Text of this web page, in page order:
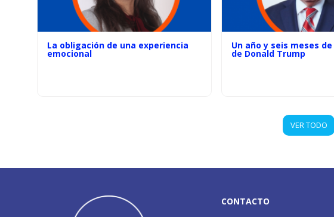
La obligación de una experiencia
emocional
Un año y seis meses
de Donald Trump
VER TODO
CONTACTO